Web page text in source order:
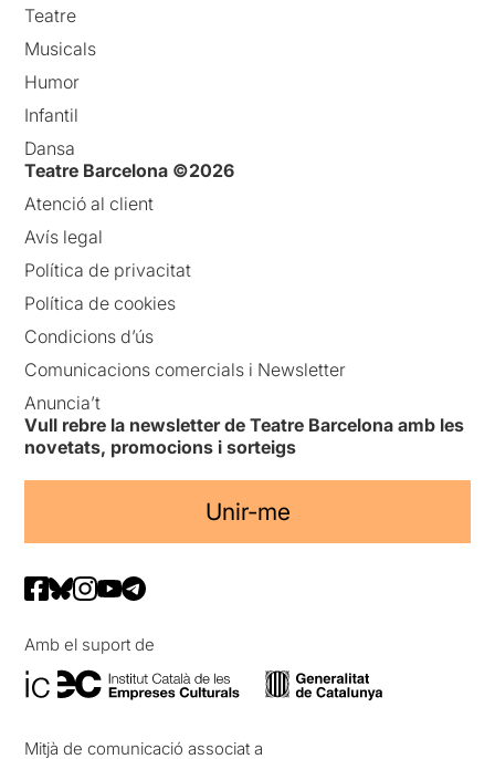
Teatre
Musicals
Humor
Infantil
Dansa
Teatre Barcelona ©2026
Atenció al client
Avís legal
Política de privacitat
Política de cookies
Condicions d’ús
Comunicacions comercials i Newsletter
Anuncia’t
Vull rebre la newsletter de Teatre Barcelona amb les
novetats, promocions i sorteigs
Unir-me
Amb el suport de
Mitjà de comunicació associat a